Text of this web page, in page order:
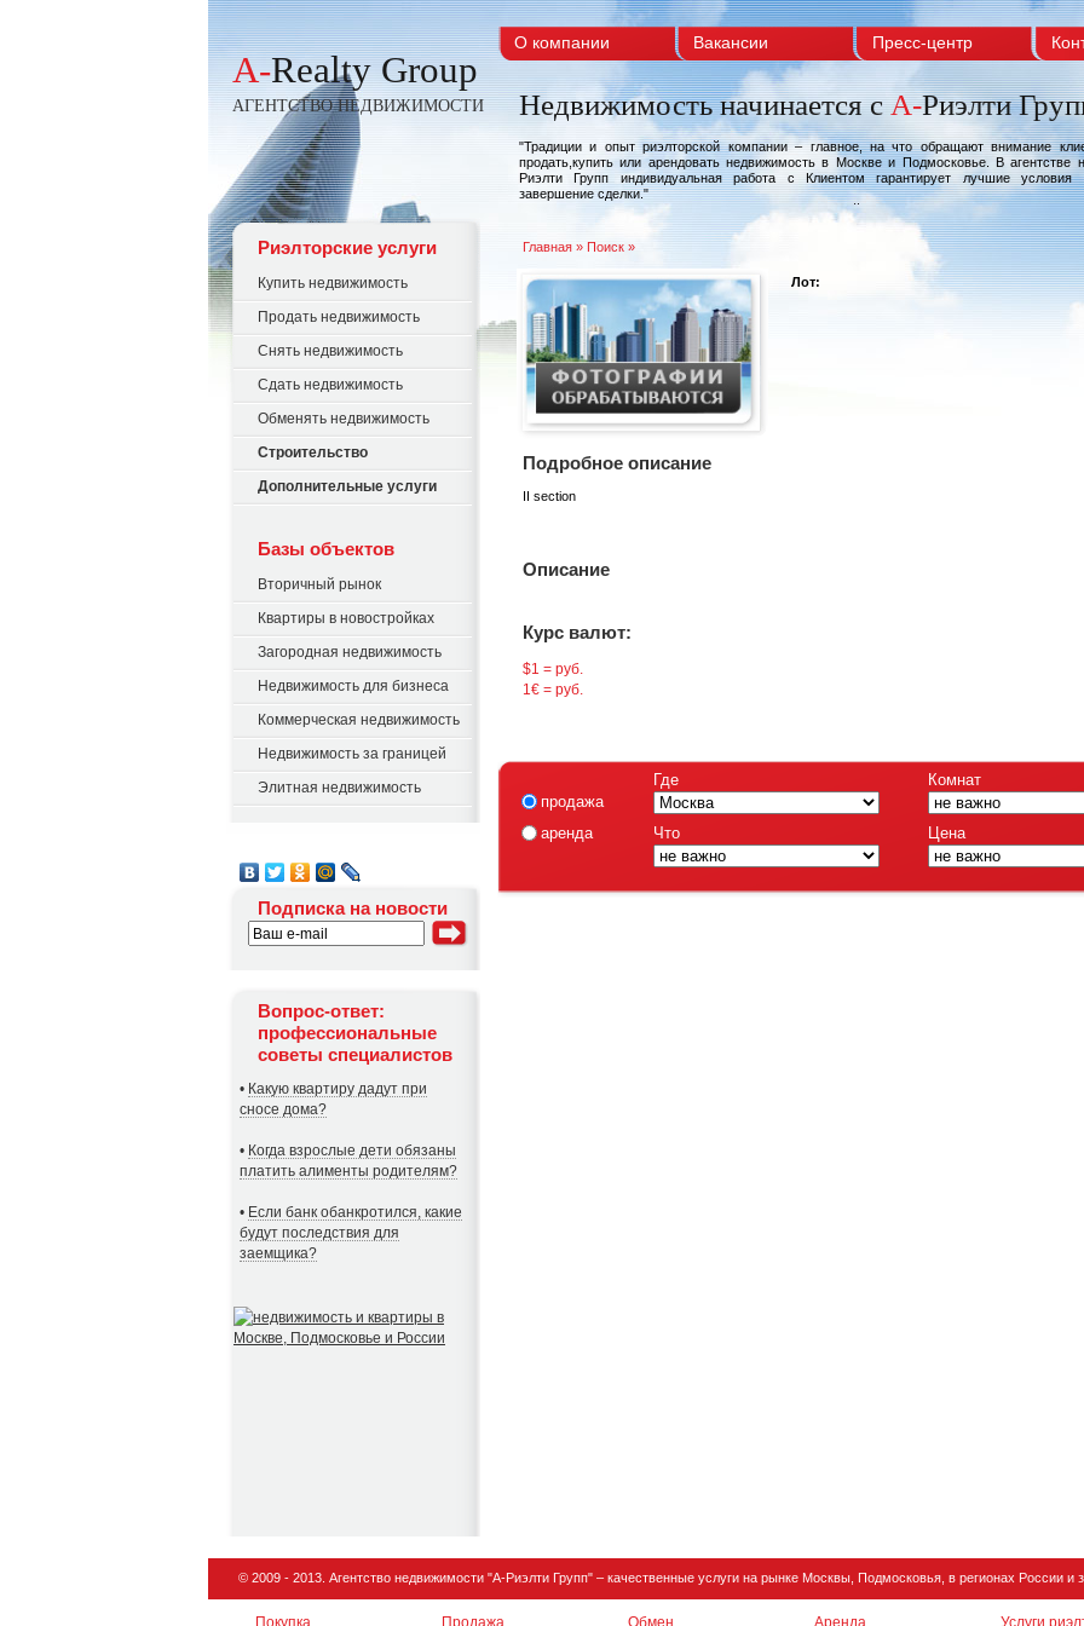
Недвижимость начинается сA-Риэлти
"Традиции и опыт риэлторской компании – главное, на что обращают внимание
продать,купить или арендовать недвижимость в Москве и Подмосковье. В агентстве
Риэлти Групп индивидуальная работа с Клиентом гарантирует лучшие условия
завершение сделки."
Генеральный директор ООО "А-Риэлти Групп"
A-Realty Group
АГЕНТСТВО НЕДВИЖИМОСТИ
О компании Вакансии Пресс-центр
Риэлторские услуги
Купить недвижимость
Продать недвижимость
Снять недвижимость
Сдать недвижимость
Обменять недвижимость
Строительство
Дополнительные услуги
Базы объектов
Вторичный рынок
Квартиры в новостройках
Загородная недвижимость
Недвижимость для бизнеса
Коммерческая недвижимость
Недвижимость за границей
Элитная недвижимость
Подписка на новости
Вопрос-ответ:
профессиональные
советы специалистов
• Какую квартиру дадут при
сносе дома?
• Когда взрослые дети обязаны
платить алименты родителям?
• Если банк обанкротился, какие
будут последствия для
заемщика?
Главная » Поиск »
Лот:
Подробное описание
II section
Описание
Курс валют:
$1 = руб.
1€ = руб.
продажа
аренда
Где
Что
Комнат
Цена
© 2009 - 2013. Агентство недвижимости "А-Риэлти Групп" – качественные услуги на рынке Москвы, Подмосковья, в регионах России
Покупка Продажа Обмен Аренда Услуги